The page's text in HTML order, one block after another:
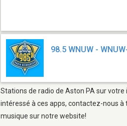
98.5 WNUW -
Stations de radio de Aston PA sur
intéressé à ces apps, contactez-nous
musique sur notre website!